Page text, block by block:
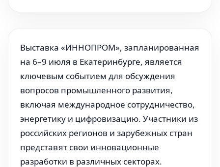
Выставка «ИННОПРОМ», запланированная
на 6–9 июля в Екатеринбурге, является
ключевым событием для обсуждения
вопросов промышленного развития,
включая международное сотрудничество,
энергетику и цифровизацию. Участники из
российских регионов и зарубежных стран
представят свои инновационные
разработки в различных секторах.